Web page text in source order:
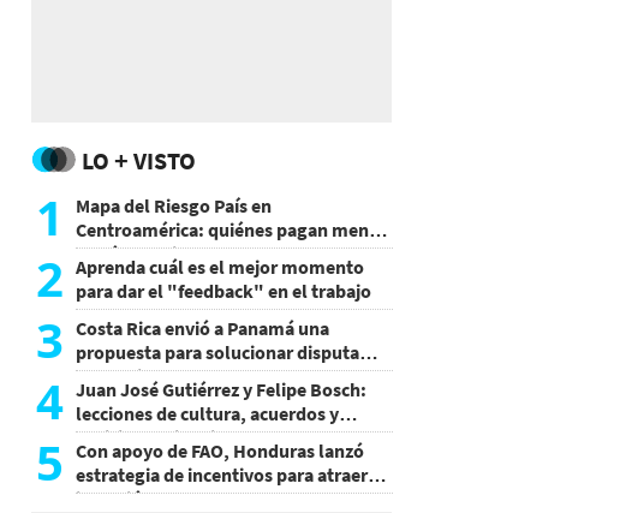
LO + VISTO
1
Mapa del Riesgo País en
Centroamérica: quiénes pagan menos
y cuáles mejoraron
2 Aprenda cuál es el mejor momento
para dar el "feedback" en el trabajo
3 Costa Rica envió a Panamá una
propuesta para solucionar disputa
comercial
4 Juan José Gutiérrez y Felipe Bosch:
lecciones de cultura, acuerdos y
decisiones sin miedo
5
Con apoyo de FAO, Honduras lanzó
estrategia de incentivos para atraer
inversión al agro